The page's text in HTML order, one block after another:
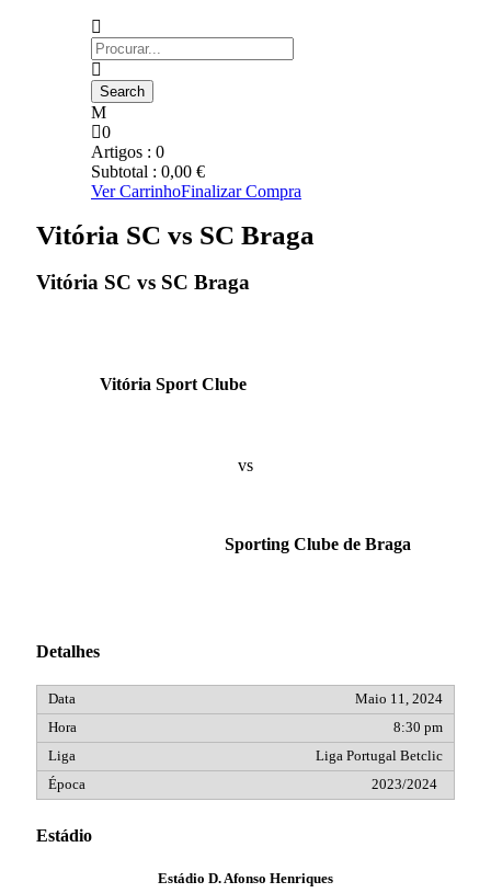
0
Artigos : 0
Subtotal : 0,00 €
Ver CarrinhoFinalizar Compra
Vitória SC vs SC Braga
Vitória SC vs SC Braga
Vitória Sport Clube
vs
Sporting Clube de Braga
Detalhes
Maio 11, 2024
8:30 pm
Liga Portugal Betclic
2023/2024
Estádio
Estádio D. Afonso Henriques